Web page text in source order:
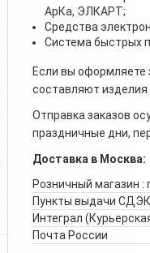
АрКа, ЭЛКАРТ;
Средства
Система быстрых
Если вы оформляете
составляют изделия
Отправка заказов
праздничные дни,
Доставка в Москва:
Розничный магазин :
Пункты выдачи СДЭК
Интеграл
Почта России